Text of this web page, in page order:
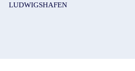
UDWIGSHAFEN